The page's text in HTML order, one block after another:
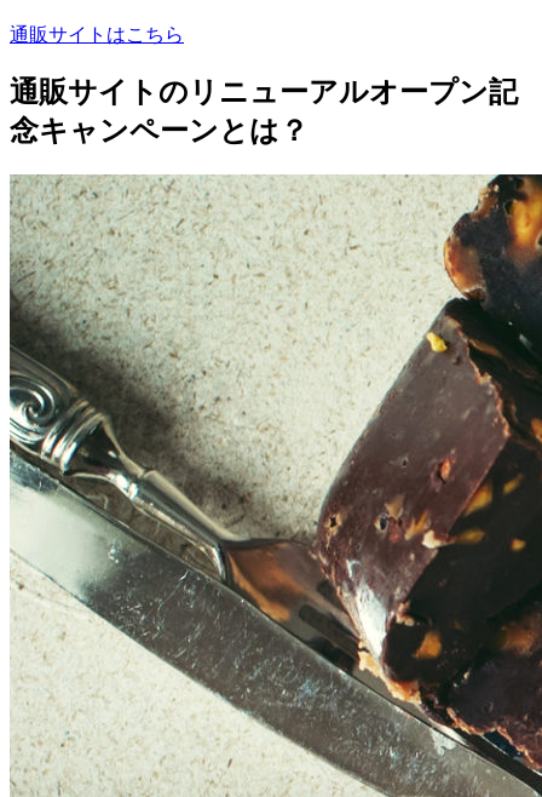
通販サイトはこちら
通販サイトのリニューアルオープン記
念キャンペーンとは？